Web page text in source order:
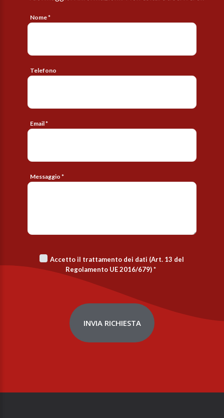
Nome *
Telefono
Email *
Messaggio *
Accetto il trattamento dei dati (Art. 13 del
Regolamento UE 2016/679)*
INVIA RICHIESTA